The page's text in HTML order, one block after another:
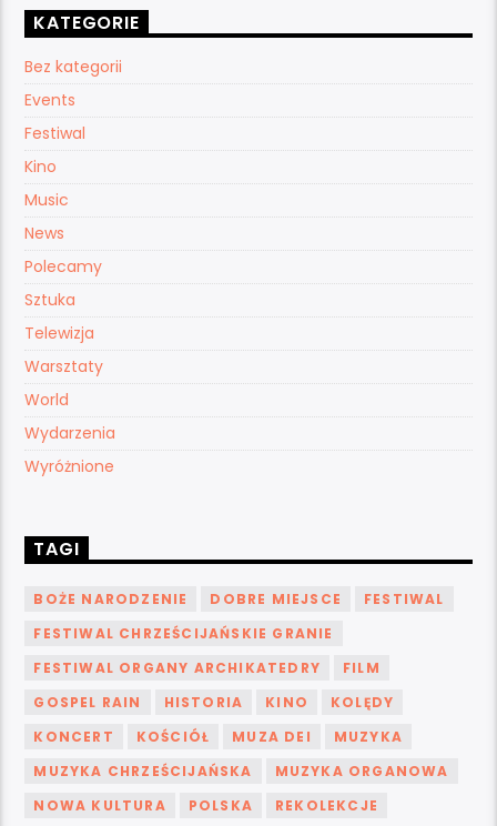
KATEGORIE
Bez kategorii
Events
Festiwal
Kino
Music
News
Polecamy
Sztuka
Telewizja
Warsztaty
World
Wydarzenia
Wyróżnione
TAGI
BOŻE NARODZENIE DOBRE MIEJSCE
FESTIWAL
FESTIWAL CHRZEŚCIJAŃSKIE GRANIE
FESTIWAL ORGANY ARCHIKATEDRY
FILM
GOSPEL RAIN
HISTORIA KINO
KOLĘDY
KONCERT
KOŚCIÓŁ MUZA DEI
MUZYKA
MUZYKA CHRZEŚCIJAŃSKA
MUZYKA ORGANOWA
NOWA KULTURA
POLSKA
REKOLEKCJE